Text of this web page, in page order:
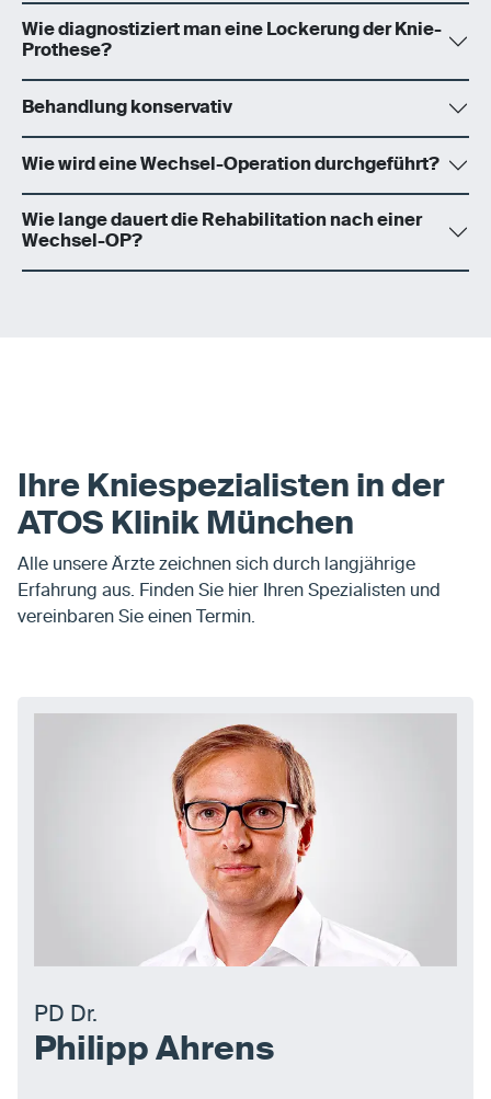
Wie diagnostiziert man eine Lockerung der Knie-
Prothese?
Behandlung konservativ
Wie wird eine Wechsel-Operation durchgeführt?
Wie lange dauert die Rehabilitation nach einer
Wechsel-OP?
Ihre Kniespezialisten in der
ATOS Klinik München
Alle unsere Ärzte zeichnen sich durch langjährige
Erfahrung aus. Finden Sie hier Ihren Spezialisten und
vereinbaren Sie einen Termin.
PD Dr.
Philipp Ahrens